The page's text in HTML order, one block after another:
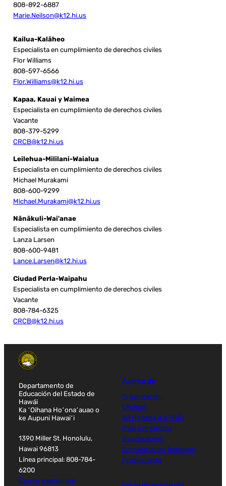
808-892-6887
Marie.Neilson@k12.hi.us
Kailua-Kalāheo
Especialista en cumplimiento de derechos civiles
Flor Williams
808-597-6566
Flor.Williams@k12.hi.us
Kapaa, Kauai y Waimea
Especialista en cumplimiento de derechos civiles
Vacante
808-379-5299
CRCB@k12.hi.us
Leilehua-Mililani-Waialua
Especialista en cumplimiento de derechos civiles
Michael Murakami
808-600-9299
Michael.Murakami@k12.hi.us
Nānākuli-Wai'anae
Especialista en cumplimiento de derechos civiles
Lanza Larsen
808-600-9481
Lance.Larsen@k12.hi.us
Ciudad Perla-Waipahu
Especialista en cumplimiento de derechos civiles
Vacante
808-784-6325
CRCB@k12.hi.us
Departamento de
Educación del Estado de
Hawái
Ka ʻOihana Hoʻonaʻauao o
ke Aupuni Hawaiʻi
1390 Miller St. Honolulu,
Hawai 96813
Línea principal: 808-784-
6200
Correo electrónico
Acerca de
Organización
Oficinas
Nā Hopena Aʻo (HĀ)
Plan estratégico
Asociaciones
Subvenciones federales
Presupuesto